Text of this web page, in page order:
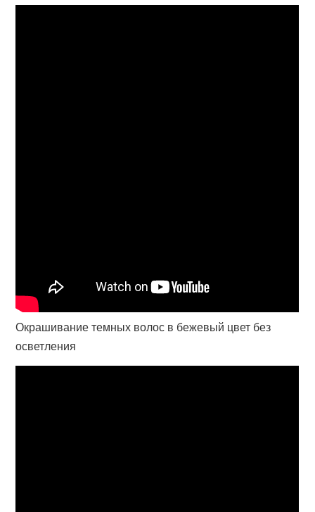
Окрашивание темных волос в бежевый цвет без
осветления